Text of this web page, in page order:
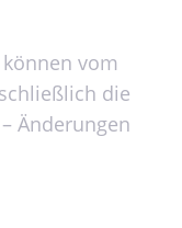
vom
die
Änderungen